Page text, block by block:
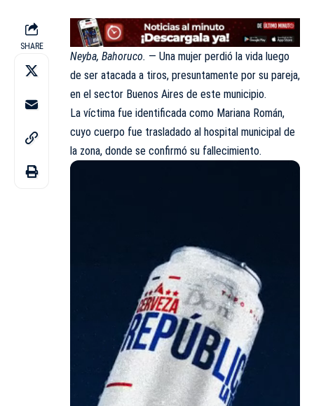
SHARE
Neyba, Bahoruco. — Una mujer perdió la vida luego
de ser atacada a tiros, presuntamente por su pareja,
en el sector Buenos Aires de este municipio.
La víctima fue identificada como Mariana Román,
cuyo cuerpo fue trasladado al hospital municipal de
la zona, donde se confirmó su fallecimiento.